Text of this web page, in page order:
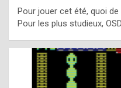
Pour jouer cet été, quoi
Pour les plus studieux,